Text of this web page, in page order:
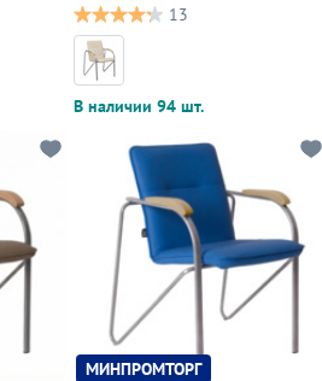
подлокотники мягкие
13
В наличии 94 шт.
МИНПРОМТОРГ